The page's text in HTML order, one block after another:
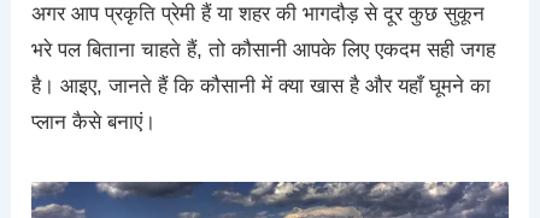
अगर आप प्रकृति प्रेमी हैं या शहर की भागदौड़ से दूर कुछ सुकून
भरे पल बिताना चाहते हैं, तो कौसानी आपके लिए एकदम सही जगह
है। आइए, जानते हैं कि कौसानी में क्या खास है और यहाँ घूमने का
प्लान कैसे बनाएं।